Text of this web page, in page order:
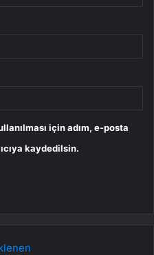
için adım, e-posta
kaydedilsin.